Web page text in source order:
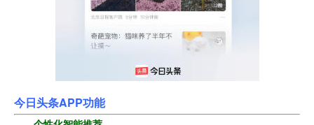
今日头条APP功能